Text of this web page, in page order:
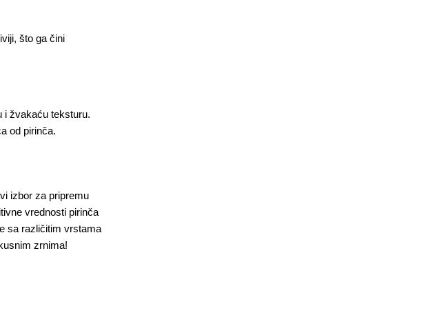
što ga čini
i žvakaću teksturu.
od pirinča.
izbor za pripremu
vrednosti pirinča
sa različitim vrstama
zrnima!